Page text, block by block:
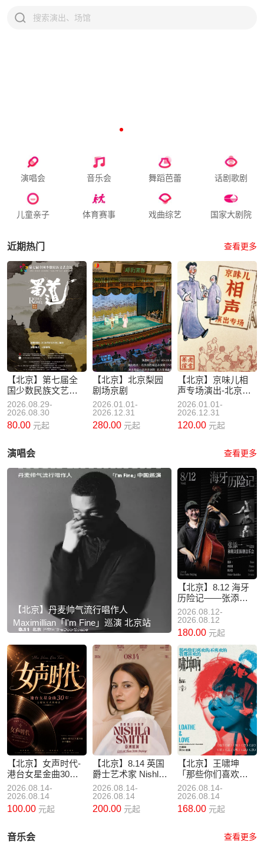
演唱会 音乐会 舞蹈芭蕾 话剧歌剧
儿童亲子 体育赛事 戏曲综艺 国家大剧院
近期热门 查看更多
【北京】第七届全
国少数民族文艺会
演 舞蹈诗《蜀道》
2026.08.29-
2026.08.30
80.00 元起
【北京】北京梨园
剧场京剧
2026.01.01-
2026.12.31
280.00 元起
【北京】京味儿相
声专场演出-北京老
舍茶馆
2026.01.01-
2026.12.31
120.00 元起
演唱会 查看更多
【北京】丹麦帅气流行唱作人
Maximillian「I'm Fine」巡演 北京站
【北京】8.12 海牙
历险记——张添一
和朋友们原创音乐
会
2026.08.12-
2026.08.12
180.00 元起
【北京】女声时代-
港台女星金曲30年
致敬经典沉浸式演
唱会
2026.08.14-
2026.08.14
100.00 元起
【北京】8.14 英国
爵士艺术家 Nishla
Smith 携全新专辑开
启2026亚洲巡演
2026.08.14-
2026.08.14
200.00 元起
【北京】王啸坤
「那些你们喜欢的
不喜欢的我都喜欢
的啸坤呐」2026巡
演-北京站
2026.08.14-
2026.08.14
168.00 元起
音乐会 查看更多